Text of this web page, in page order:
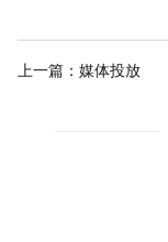
上一篇： 媒体投放